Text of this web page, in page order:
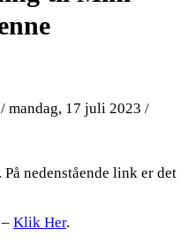
/ mandag, 17 juli 2023 /
nedenstående link er det
Klik Her.